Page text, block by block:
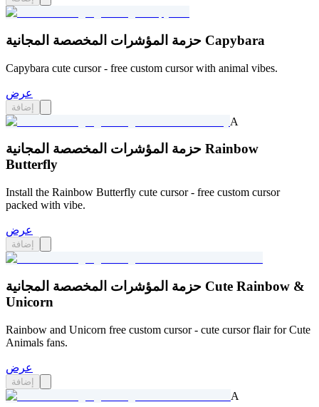
حزمة المؤشرات المخصصة المجانية Capybara
Capybara cute cursor - free custom cursor with animal vibes.
عرض
إضافة
A
حزمة المؤشرات المخصصة المجانية Rainbow
Butterfly
Install the Rainbow Butterfly cute cursor - free custom cursor
packed with vibe.
عرض
إضافة
حزمة المؤشرات المخصصة المجانية Cute Rainbow &
Unicorn
Rainbow and Unicorn free custom cursor - cute cursor flair for Cute
Animals fans.
عرض
إضافة
A